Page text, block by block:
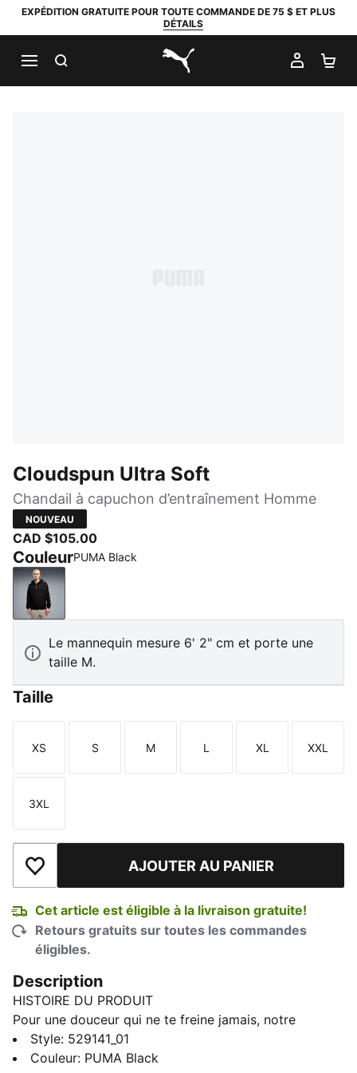
EXPÉDITION GRATUITE POUR TOUTE COMMANDE DE 75 $ ET PLUS
DÉTAILS
PUMA.com
MON
Cloudspun Ultra Soft
Chandail à capuchon d’entraînement Homme
NOUVEAU
CAD $105.00
CouleurPUMA Black
PUMA Black
Le mannequin mesure 6' 2" cm et porte une
taille M.
Taille
Taille
XS
Taille
S
Taille
M
Taille
L
Taille
XL
Taille
XXL
Taille
3XL
Ajouter à la liste de souhaits
AJOUTER AU PANIER
Cet article est éligible à la livraison gratuite!
Retours gratuits sur toutes les commandes
éligibles.
Description
HISTOIRE DU PRODUIT
Pour une douceur qui ne te freine jamais, notre
collection CLOUDSPUN est extensible dans les quatre
sens et garantit une liberté de mouvement totale. Elle
Style: 529141_01
Couleur: PUMA Black